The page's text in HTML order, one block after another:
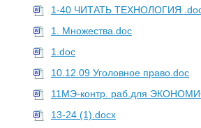
1-40 ЧИТАТЬ ТЕХНОЛОГИЯ
1. Множества.doc
1.doc
10.12.09 Уголовное право.doc
11МЭ-контр. раб.для
13-24 (1).docx